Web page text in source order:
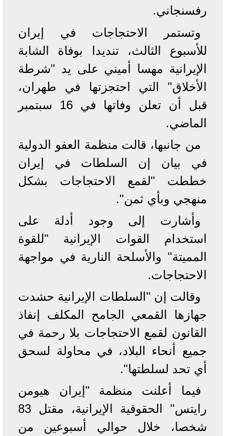
رفسنجاني.
وتستمر الاحتجاجات في إيران
للأسبوع الثالث، تنديدا بوفاة الشابة
الإيرانية مهسا أميني على يد "شرطة
الأخلاق" التي احتجزتها في طهران،
قبل أن تعلن وفاتها في 16 سبتمبر
الماضي.
من جانبها، قالت منظمة العفو الدولية
في بيان إن السلطات في إيران
خططت "لقمع الاحتجاجات بشكل
منهجي وبأي ثمن".
وأشارت إلى وجود أدلة على
استخدام القوات الإيرانية "للقوة
المميتة" والأسلحة النارية في مواجهة
الاحتجاجات.
وقالت إن "السلطات الإيرانية حشدت
جهازها القمعي الجامح المكلف إنفاذ
القانون لقمع الاحتجاجات بلا رحمة في
جميع أنحاء البلاد، في محاولة لسحق
أي تحد لسلطتها".
فيما أعلنت منظمة "إيران هيومن
رايتس" الحقوقية الإيرانية، مقتل 83
شخصا، خلال حوالي أسبوعين من